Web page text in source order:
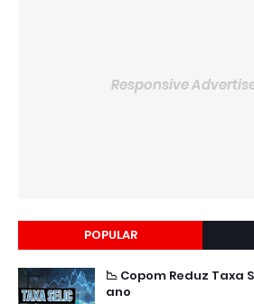
Responsive
POPULAR
📉 Copom Reduz Taxa
ano